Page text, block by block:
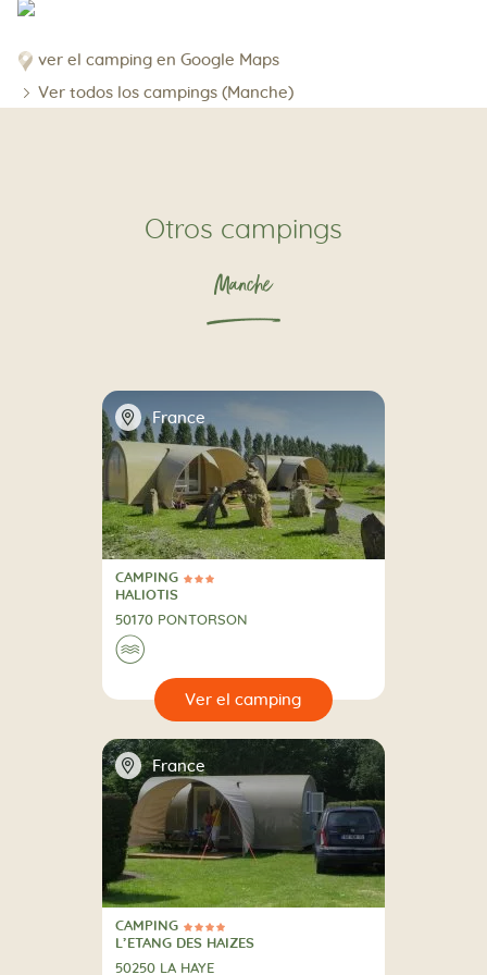
ver el camping en Google Maps
Ver todos los campings (Manche)
Otros campings
Manche
📍 France
3 Estrellas
CAMPING
CAMPING
HALIOTIS
50170 PONTORSON
🌊
📍 France
4 Estrellas
CAMPING
CAMPING
L’ETANG DES HAIZES
50250 LA HAYE